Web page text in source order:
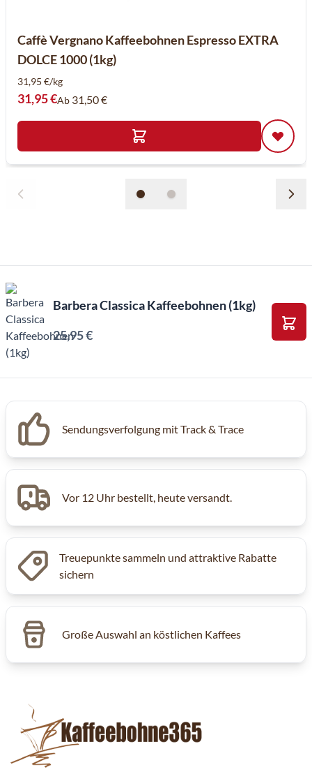
Caffè Vergnano Kaffeebohnen Espresso EXTRA
DOLCE 1000 (1kg)
31,95 €/kg
31,95 €Ab 31,50 €
Barbera Classica Kaffeebohnen (1kg)
25,95 €
In
Sendungsverfolgung mit Track & Trace
Vor 12 Uhr bestellt, heute versandt.
Treuepunkte sammeln und attraktive Rabatte
sichern
Große Auswahl an köstlichen Kaffees